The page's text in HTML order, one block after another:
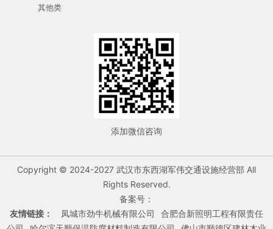
其他类
添加微信咨询
Copyright © 2024-2027 武汉市东西湖军伟交通设施经营部 All
Rights Reserved.
备案号：
友情链接：
凤城市劲牛机械有限公司
合肥合新照明工程有限责任